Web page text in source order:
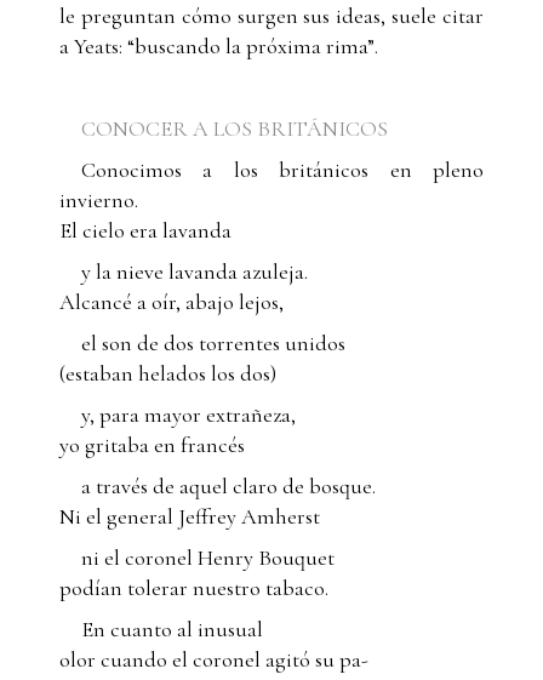
le preguntan cómo surgen sus ideas, suele citar
a Yeats: “buscando la próxima rima”.
CONOCER A LOS BRITÁNICOS
Conocimos a los británicos en pleno
invierno.
El cielo era lavanda
y la nieve lavanda azuleja.
Alcancé a oír, abajo lejos,
el son de dos torrentes unidos
(estaban helados los dos)
y, para mayor extrañeza,
yo gritaba en francés
a través de aquel claro de bosque.
Ni el general Jeffrey Amherst
ni el coronel Henry Bouquet
podían tolerar nuestro tabaco.
En cuanto al inusual
olor cuando el coronel agitó su pa-